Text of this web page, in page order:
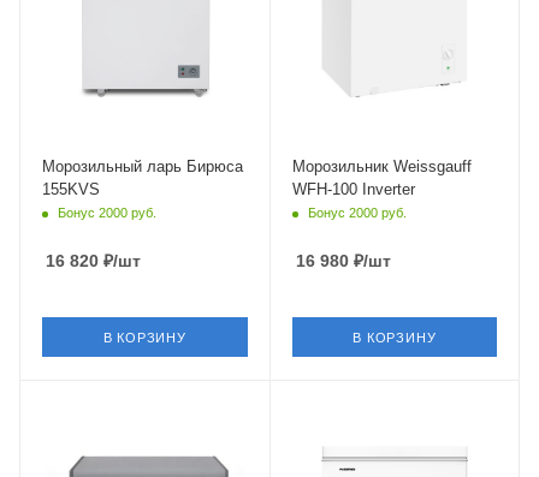
Морозильный ларь Бирюса
155KVS
Бонус 2000 руб.
16 820 ₽/шт
В КОРЗИНУ
Морозильник Weissgauff
WFH-100 Inverter
Бонус 2000 руб.
16 980₽/шт
В КОРЗИНУ
Объем